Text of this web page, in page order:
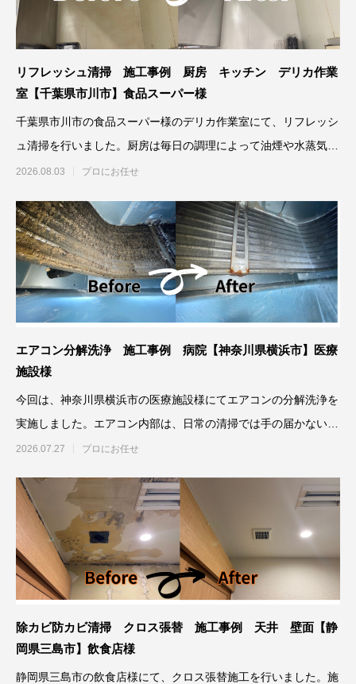
リフレッシュ清掃 施工事例 厨房 キッチン デリカ作業
室【千葉県市川市】食品スーパー様
千葉県市川市の食品スーパー様のデリカ作業室にて、リフレッシ
ュ清掃を行いました。厨房は毎日の調理によって油煙や水蒸気が
発生するため
2026.08.03 プロにお任せ
エアコン分解洗浄 施工事例 病院【神奈川県横浜市】医療
施設様
今回は、神奈川県横浜市の医療施設様にてエアコンの分解洗浄を
実施しました。エアコン内部は、日常の清掃では手の届かない箇
所に
2026.07.27 プロにお任せ
除カビ防カビ清掃 クロス張替 施工事例 天井 壁面【静
岡県三島市】飲食店様
静岡県三島市の飲食店様にて、クロス張替施工を行いました。施